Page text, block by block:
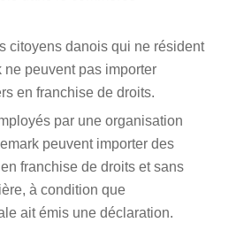
citoyens danois qui ne résident
ne peuvent pas importer
en franchise de droits.
par une organisation
peuvent importer des
franchise de droits et sans
à condition que
ait émis une déclaration.